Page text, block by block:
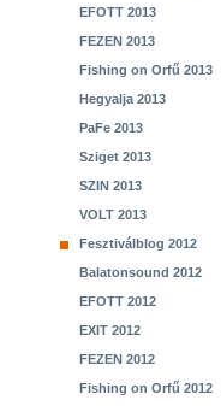
EFOTT 2013
FEZEN 2013
Fishing on Orfű 2013
Hegyalja 2013
PaFe 2013
Sziget 2013
SZIN 2013
VOLT 2013
Fesztiválblog 2012
Balatonsound 2012
EFOTT 2012
EXIT 2012
FEZEN 2012
Fishing on Orfű 2012